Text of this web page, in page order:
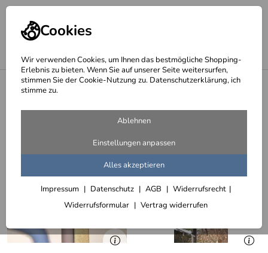
Cookies
Wir verwenden Cookies, um Ihnen das bestmögliche Shopping-
Erlebnis zu bieten. Wenn Sie auf unserer Seite weitersurfen,
stimmen Sie der Cookie-Nutzung zu. Datenschutzerklärung, ich
stimme zu.
Ablehnen
Einstellungen anpassen
Alles akzeptieren
Impressum Datenschutz AGB
Widerrufsrecht
Widerrufsformular
Vertrag widerrufen
Balkongeländer
Balkongeländer mit einem Kupferseil